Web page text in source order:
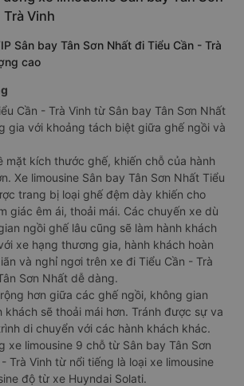
Vinh
Sân bay Tân Sơn Nhất đi Tiểu Cần - Trà
cao
Cần - Trà Vinh từ Sân bay Tân Sơn Nhất
gia với khoảng tách biệt giữa ghế ngồi và
mặt kích thước ghế, khiến chỗ của hành
Xe limousine Sân bay Tân Sơn Nhất Tiểu
trang bị loại ghế đệm dày khiến cho
giác êm ái, thoải mái. Các chuyến xe dù
ngồi ghế lâu cũng sẽ làm hành khách
xe hạng thương gia, hành khách hoàn
và nghỉ ngơi trên xe đi Tiểu Cần - Trà
Sơn Nhất dễ dàng.
hơn giữa các ghế ngồi, không gian
khách sẽ thoải mái hơn. Tránh được sự va
di chuyển với các hành khách khác.
xe limousine 9 chỗ từ Sân bay Tân Sơn
Trà Vinh từ nổi tiếng là loại xe limousine
độ từ xe Huyndai Solati.